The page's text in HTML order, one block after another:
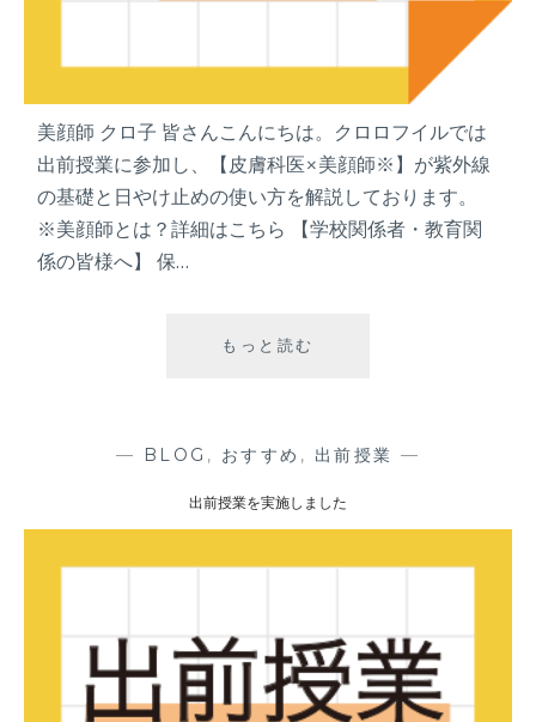
美顔師 クロ子 皆さんこんにちは。クロロフイルでは
出前授業に参加し、【皮膚科医×美顔師※】が紫外線
の基礎と日やけ止めの使い方を解説しております。
※美顔師とは？詳細はこちら 【学校関係者・教育関
係の皆様へ】 保…
もっと読む
を
施
し
— BLOG , おすすめ , 出前授業 —
出前授業を実施しました